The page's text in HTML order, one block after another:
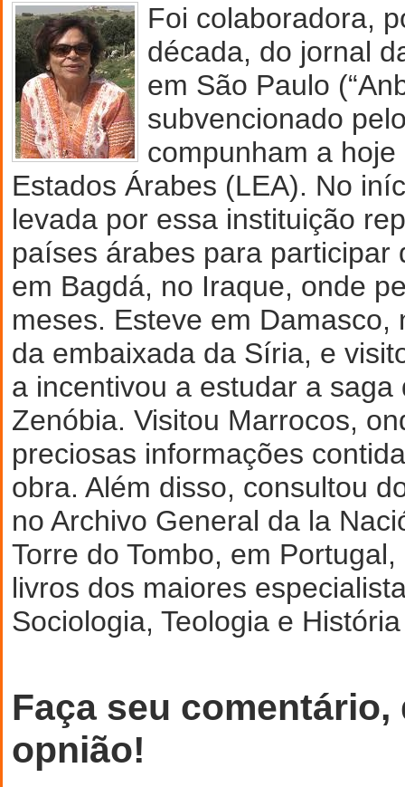
Foi colaboradora,
década, do jornal
em São Paulo
subvencionado
compunham a
Estados Árabes (LEA). No
levada por essa instituição
países árabes para participar
em Bagdá, no Iraque, onde
meses. Esteve em Damasco,
da embaixada da Síria, e
a incentivou a estudar a saga
Zenóbia. Visitou Marrocos,
preciosas informações
obra. Além disso, consultou
no Archivo General da la
Torre do Tombo, em
livros dos maiores
Sociologia, Teologia e
Faça seu comentário,
opnião!